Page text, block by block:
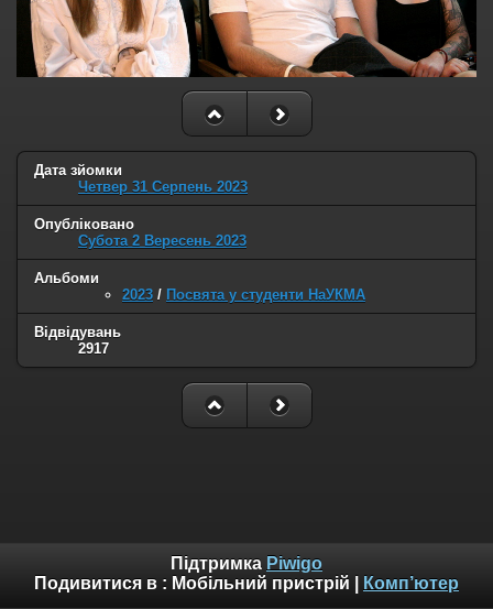
Дата зйомки
Четвер 31 Серпень 2023
Опубліковано
Субота 2 Вересень 2023
Альбоми
2023 / Посвята у студенти НаУКМА
Відвідувань
2917
Підтримка Piwigo
Подивитися в : Мобільний пристрій Комп’ютер